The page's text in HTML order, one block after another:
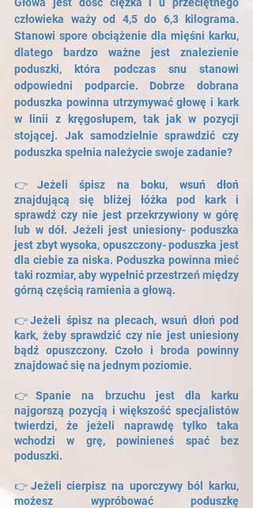
człowieka waży od 4,5 do 6,3 kilograma.
Stanowi spore obciążenie dla mięśni karku,
dlatego bardzo ważne jest znalezienie
poduszki, która podczas snu stanowi
odpowiedni podparcie. Dobrze dobrana
poduszka powinna utrzymywać głowę i kark
w linii z kręgosłupem, tak jak w pozycji
stojącej. Jak samodzielnie sprawdzić czy
poduszka spełnia należycie swoje zadanie?
👉Jeżeli śpisz na boku, wsuń dłoń
znajdującą się bliżej łóżka pod kark i
sprawdź czy nie jest przekrzywiony w górę
lub w dół. Jeżeli jest uniesiony- poduszka
jest zbyt wysoka, opuszczony- poduszka jest
dla ciebie za niska. Poduszka powinna mieć
taki rozmiar, aby wypełnić przestrzeń między
górną częścią ramienia a głową.
👉Jeżeli śpisz na plecach, wsuń dłoń pod
kark, żeby sprawdzić czy nie jest uniesiony
bądź opuszczony. Czoło i broda powinny
znajdować się na jednym poziomie.
👉Spanie na brzuchu jest dla karku
najgorszą pozycją i większość specjalistów
twierdzi, że jeżeli naprawdę tylko taka
wchodzi w grę, powinieneś spać bez
poduszki.
👉Jeżeli cierpisz na uporczywy ból karku,
możesz wypróbować poduszkę